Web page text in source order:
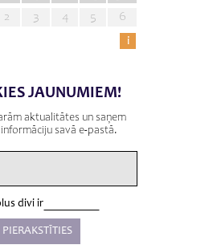
2 3 4 5
6
i
JAUNUMIEM!
aktualitātes un saņem
savā e-pastā.
divi ir